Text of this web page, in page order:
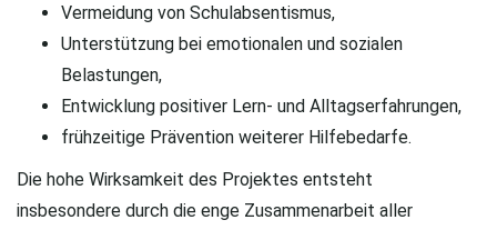
Vermeidung von Schulabsentismus,
Unterstützung bei emotionalen und sozialen
Belastungen,
Entwicklung positiver Lern- und Alltagserfahrungen,
frühzeitige Prävention weiterer Hilfebedarfe.
Die hohe Wirksamkeit des Projektes entsteht
insbesondere durch die enge Zusammenarbeit aller